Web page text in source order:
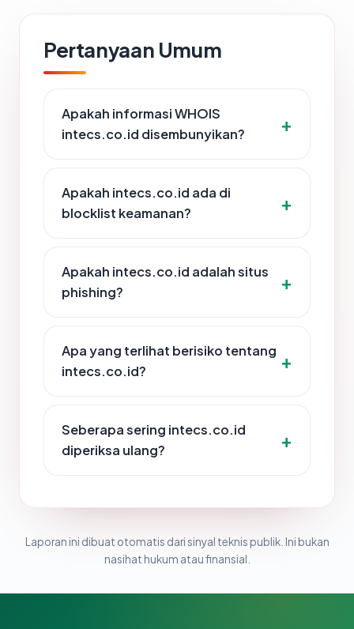
Pertanyaan Umum
Apakah informasi WHOIS
intecs.co.id disembunyikan?
Apakah intecs.co.id ada di
blocklist keamanan?
Apakah intecs.co.id adalah situs
phishing?
Apa yang terlihat berisiko tentang
intecs.co.id?
Seberapa sering intecs.co.id
diperiksa ulang?
Laporan ini dibuat otomatis dari sinyal teknis publik. Ini bukan
nasihat hukum atau finansial.